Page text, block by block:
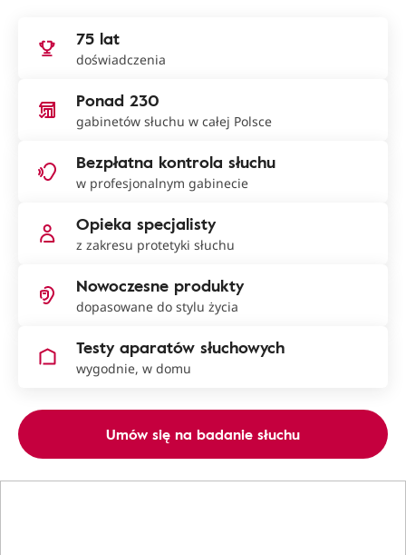
75 lat
doświadczenia
Ponad 230
gabinetów słuchu w całej Polsce
Bezpłatna kontrola słuchu
w profesjonalnym gabinecie
Opieka specjalisty
z zakresu protetyki słuchu
Nowoczesne produkty
dopasowane do stylu życia
Testy aparatów słuchowych
wygodnie, w domu
Umów się na badanie słuchu